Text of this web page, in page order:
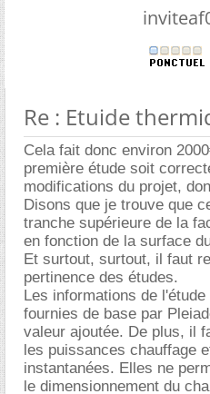
Re : Etuide
Cela fait donc environ
première étude soit
modifications du projet,
Disons que je trouve que
tranche supérieure de la
en fonction de la surface
Et surtout, surtout, il faut
pertinence des études.
Les informations de
fournies de base par
valeur ajoutée. De plus, il
les puissances chauffage
instantanées. Elles ne
le dimensionnement du